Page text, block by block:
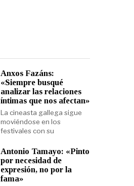
Anxos Fazáns:
«Siempre busqué
analizar las relaciones
íntimas que nos afectan»
La cineasta gallega sigue
moviéndose en los
festivales con su
Antonio Tamayo: «Pinto
por necesidad de
expresión, no por la
fama»